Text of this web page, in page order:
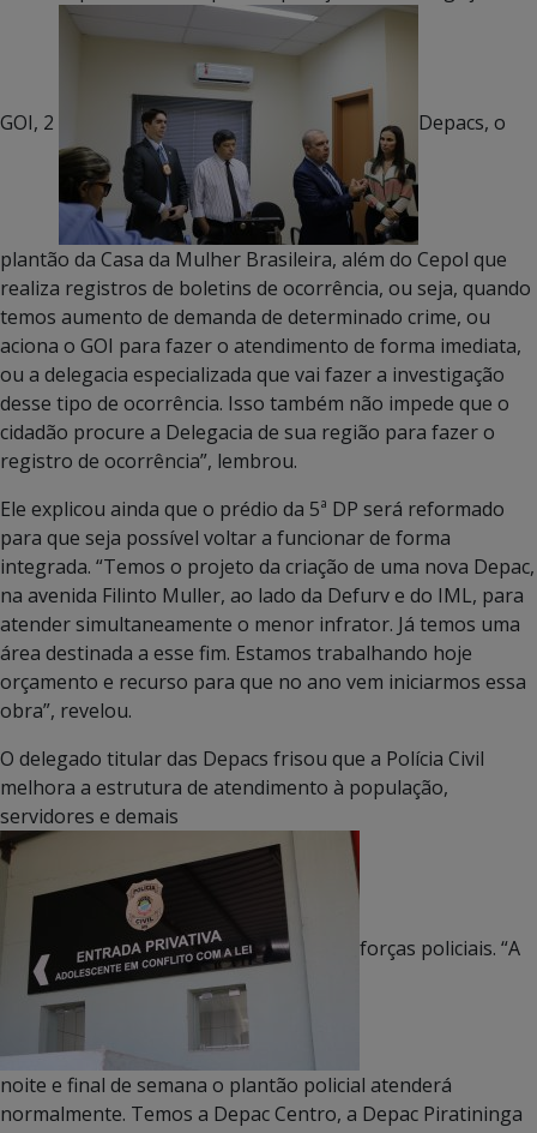
GOI, 2 Depacs, o
plantão da Casa da Mulher Brasileira, além do Cepol que
realiza registros de boletins de ocorrência, ou seja, quando
temos aumento de demanda de determinado crime, ou
aciona o GOI para fazer o atendimento de forma imediata,
ou a delegacia especializada que vai fazer a investigação
desse tipo de ocorrência. Isso também não impede que o
cidadão procure a Delegacia de sua região para fazer o
registro de ocorrência”, lembrou.
Ele explicou ainda que o prédio da 5ª DP será reformado
para que seja possível voltar a funcionar de forma
integrada. “Temos o projeto da criação de uma nova Depac,
na avenida Filinto Muller, ao lado da Defurv e do IML, para
atender simultaneamente o menor infrator. Já temos uma
área destinada a esse fim. Estamos trabalhando hoje
orçamento e recurso para que no ano vem iniciarmos essa
obra”, revelou.
O delegado titular das Depacs frisou que a Polícia Civil
melhora a estrutura de atendimento à população,
servidores e demais
forças policiais. “A
noite e final de semana o plantão policial atenderá
normalmente. Temos a Depac Centro, a Depac Piratininga